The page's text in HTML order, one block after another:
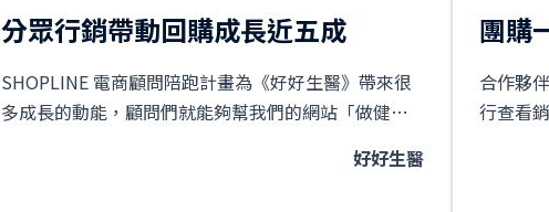
分眾行銷帶動回購成長近五成
SHOPLINE 電商顧問陪跑計畫為《好好生醫》帶來很
多成長的動能，顧問們就能夠幫我們的網站「做健
好好生醫
團購
合作夥
行查看